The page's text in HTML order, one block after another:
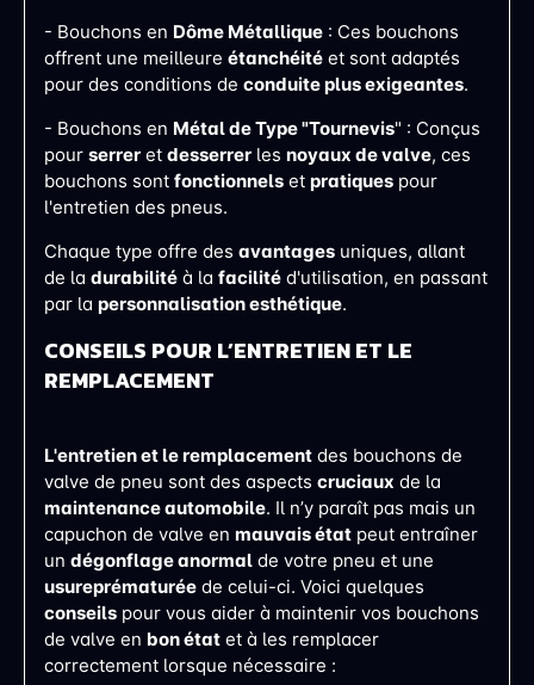
- Bouchons en Dôme Métallique : Ces bouchons
offrent une meilleure étanchéité et sont adaptés
pour des conditions de conduite plus exigeantes.
- Bouchons en Métal de Type "Tournevis" : Conçus
pour serreret desserrerles noyaux de valve, ces
bouchons sont fonctionnels et pratiques pour
l'entretien des pneus.
Chaque type offre des avantages uniques, allant
de la durabilité à la facilité d'utilisation, en passant
par la personnalisation esthétique.
CONSEILS POUR L’ENTRETIEN ET LE
REMPLACEMENT
L'entretien et le remplacement des bouchons de
valve de pneu sont des aspects cruciaux de la
maintenance automobile. Il n’y paraît pas mais un
capuchon de valve en mauvais état peut entraîner
un dégonflage anormal de votre pneu et une
usureprématurée de celui-ci. Voici quelques
conseils pour vous aider à maintenir vos bouchons
de valve en bon état et à les remplacer
correctement lorsque nécessaire :